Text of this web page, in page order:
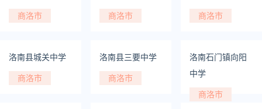
商洛市 商洛市 商洛市
洛南县城关中学
商洛市
洛南县三要中学
商洛市
洛南石门镇向阳
中学
商洛市